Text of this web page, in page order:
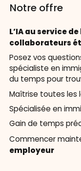
Notre offre
L’IA au service
collaborateurs
Posez vos
spécialiste en
du temps pour
Maîtrise toutes les
Spécialisée en
Gain de temps
Commencer
employeur